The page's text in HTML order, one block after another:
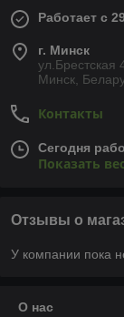
Работает с
г. Минск
ул.Брестская
Минск,
Контакты
Сегодня
Показать
Отзывы о
У компании пока
О нас